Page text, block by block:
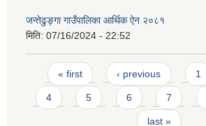
जन्तेढुङ्गा गाउँपालिका आर्थिक ऐन २०८१
मिति: 07/16/2024 - 22:52
Pages
« first ‹ previous 1
4 5 6 7
last »